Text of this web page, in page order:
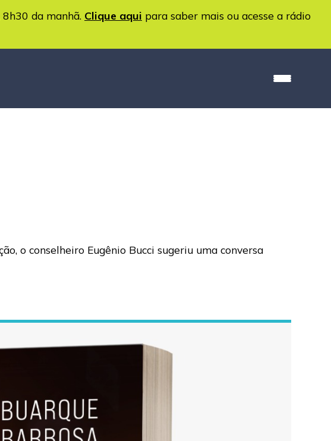
da manhã. Clique aqui para saber mais ou acesse a rádio
o conselheiro Eugênio Bucci sugeriu uma conversa